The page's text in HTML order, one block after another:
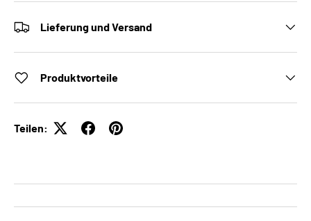
Lieferung und Versand
Produktvorteile
Teilen: